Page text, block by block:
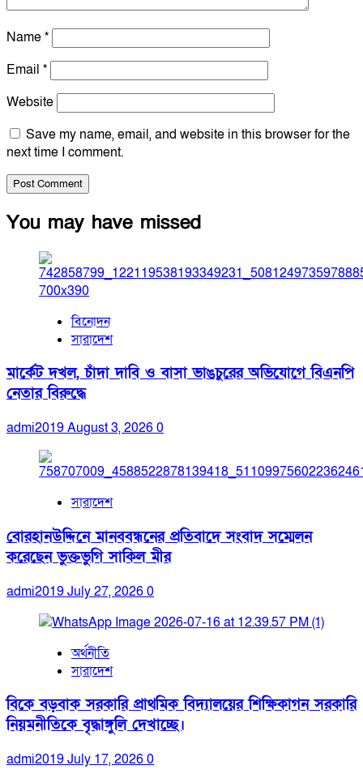
Name*
Email *
Website
Save my name, email, and website in this browser for the
next time I comment.
You may have missed
বিনোদন
সারাদেশ
মার্কেট দখল, চাঁদা দাবি ও বাসা ভাঙচুরের অভিযোগে বিএনপি
নেতার বিরুদ্ধে
admi2019August 3, 20260
সারাদেশ
বোরহানউদ্দিনে মানববন্ধনের প্রতিবাদে সংবাদ সম্মেলন
করেছেন ভুক্তভুগি সাকিল মীর
admi2019July 27, 20260
অর্থনীতি
সারাদেশ
বিকে বড়বাক সরকারি প্রাথমিক বিদ্যালয়ের শিক্ষিকাগন সরকারি
নিয়মনীতিকে বৃদ্ধাঙ্গুলি দেখাচ্ছে।
admi2019July 17, 20260